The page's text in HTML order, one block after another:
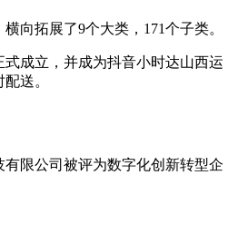
向拓展了9个大类，171个子类。
成立，并成为抖音小时达山西运
送。
有限公司被评为数字化创新转型企